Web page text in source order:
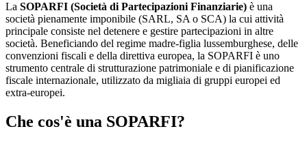
La SOPARFI (Società di Partecipazioni Finanziarie) è una
società pienamente imponibile (SARL, SA o SCA) la cui attività
principale consiste nel detenere e gestire partecipazioni in altre
società. Beneficiando del regime madre-figlia lussemburghese, delle
convenzioni fiscali e della direttiva europea, la SOPARFI è uno
strumento centrale di strutturazione patrimoniale e di pianificazione
fiscale internazionale, utilizzato da migliaia di gruppi europei ed
extra-europei.
Che cos'è una SOPARFI?